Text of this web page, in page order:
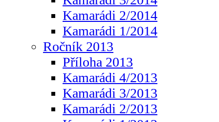
Kamarádi 2/2014
Kamarádi 1/2014
Ročník 2013
Příloha 2013
Kamarádi 4/2013
Kamarádi 3/2013
Kamarádi 2/2013